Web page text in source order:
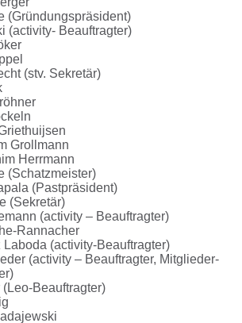
(Gründungspräsident)
(activity- Beauftragter)
(stv. Sekretär)
Grollmann
Herrmann
(Schatzmeister)
(Pastpräsident)
(Sekretär)
(activity – Beauftragter)
Rannacher
Laboda (activity-Beauftragter)
(activity – Beauftragter, Mitglieder-
Beauftragter)